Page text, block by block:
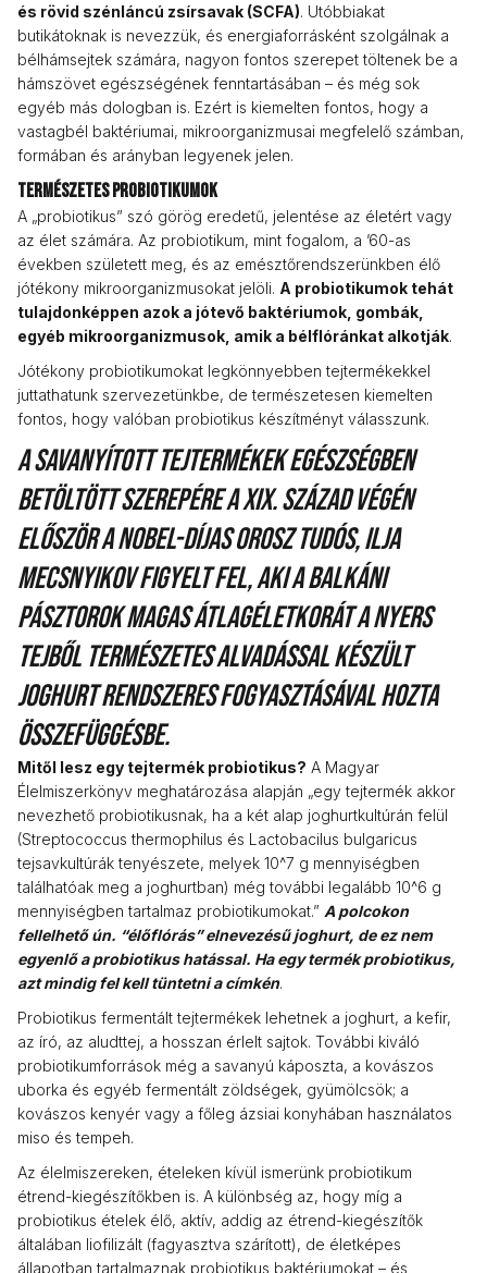
és rövid szénláncú zsírsavak (SCFA). Utóbbiakat
butikátoknak is nevezzük, és energiaforrásként szolgálnak a
bélhámsejtek számára, nagyon fontos szerepet töltenek be a
hámszövet egészségének fenntartásában – és még sok
egyéb más dologban is. Ezért is kiemelten fontos, hogy a
vastagbél baktériumai, mikroorganizmusai megfelelő számban,
formában és arányban legyenek jelen.
Természetes probiotikumok
A „probiotikus” szó görög eredetű, jelentése az életért vagy
az élet számára. Az probiotikum, mint fogalom, a ’60-as
években született meg, és az emésztőrendszerünkben élő
jótékony mikroorganizmusokat jelöli. A probiotikumok tehát
tulajdonképpen azok a jótevő baktériumok, gombák,
egyéb mikroorganizmusok, amik a bélflóránkat alkotják.
Jótékony probiotikumokat legkönnyebben tejtermékekkel
juttathatunk szervezetünkbe, de természetesen kiemelten
fontos, hogy valóban probiotikus készítményt válasszunk.
A savanyított tejtermékek egészségben
betöltött szerepére a XIX. század végén
először a Nobel-díjas orosz tudós, Ilja
Mecsnyikov figyelt fel, aki a balkáni
pásztorok magas átlagéletkorát a nyers
tejből természetes alvadással készült
joghurt rendszeres fogyasztásával hozta
összefüggésbe.
Mitől lesz egy tejtermék probiotikus? A Magyar
Élelmiszerkönyv meghatározása alapján „egy tejtermék akkor
nevezhető probiotikusnak, ha a két alap joghurtkultúrán felül
(Streptococcus thermophilus és Lactobacilus bulgaricus
tejsavkultúrák tenyészete, melyek 10^7 g mennyiségben
találhatóak meg a joghurtban) még további legalább 10^6 g
mennyiségben tartalmaz probiotikumokat.” A polcokon
fellelhető ún. “élőflórás” elnevezésű joghurt, de ez nem
egyenlő a probiotikus hatással. Ha egy termék probiotikus,
azt mindig fel kell tüntetni a címkén.
Probiotikus fermentált tejtermékek lehetnek a joghurt, a kefir,
az író, az aludttej, a hosszan érlelt sajtok. További kiváló
probiotikumforrások még a savanyú káposzta, a kovászos
uborka és egyéb fermentált zöldségek, gyümölcsök; a
kovászos kenyér vagy a főleg ázsiai konyhában használatos
miso és tempeh.
Az élelmiszereken, ételeken kívül ismerünk probiotikum
étrend-kiegészítőkben is. A különbség az, hogy míg a
probiotikus ételek élő, aktív, addig az étrend-kiegészítők
általában liofilizált (fagyasztva szárított), de életképes
állapotban tartalmaznak probiotikus baktériumokat – és